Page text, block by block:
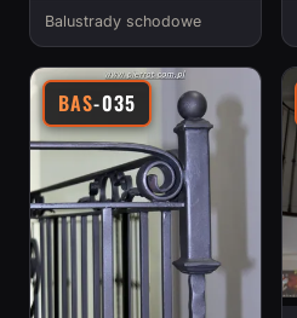
Balustrady schodowe
BAS-035